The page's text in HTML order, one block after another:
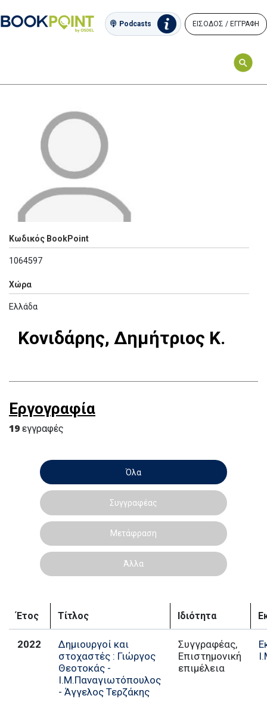
Podcasts ΕΙΣΟΔΟΣ / ΕΓΓΡΑΦΗ
Κωδικός BookPoint
1064597
Χώρα
Ελλάδα
Κονιδάρης, Δημήτριος Κ.
Εργογραφία
19 εγγραφές
Όλα
Συγγραφέας
Μετάφραση
Άλλα
Έτος Τίτλος Ιδιότητα
2022
Δημιουργοί και
στοχαστές : Γιώργος
Θεοτοκάς -
Ι.Μ.Παναγιωτόπουλος
- Άγγελος Τερζάκης
Συγγραφέας,
Επιστημονική
επιμέλεια